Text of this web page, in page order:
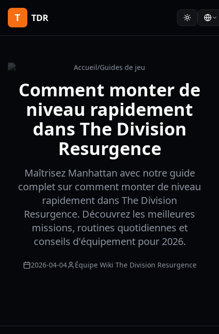
T TDR
Accueil/Guides de jeu
Comment monter de
niveau rapidement
dans The Division
Resurgence
Maîtrisez Manhattan avec notre guide
complet sur comment monter de niveau
rapidement dans The Division
Resurgence. Découvrez les meilleures
missions, routines quotidiennes et
conseils d'équipement pour 2026.
2026-04-04 Équipe Wiki The Division Resurgence